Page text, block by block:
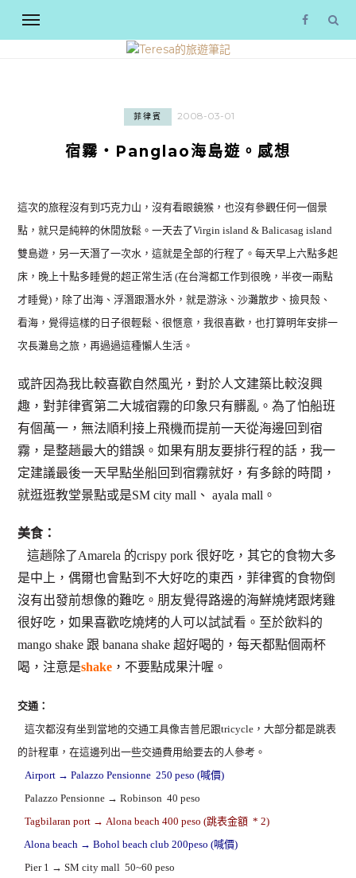
菲律賓 2008-03-01
宿霧‧Panglao海島遊。感想
這次的旅程沒有到巧克力山，沒有看眼鏡猴，也沒有參觀任何一個景
點，就只是純粹的休閒放鬆。一天去了Virgin island & Balicasag island
雙島遊，另一天潛了一次水，這就是全部的行程了。每天早上六點多起
床，晚上十點多睡覺的超正常生活 (在台灣都工作到很晚，半夜一兩點
才睡覺)，除了出海、浮潛跟潛水外，就是游泳、沙灘散步、撿貝殼、
看海，覺得這樣的日子很輕鬆、很愜意，我很喜歡，也打算明年安排一
次長灘島之旅，再過過這種懶人生活。
或許因為我比較喜歡自然風光，對於人文建築比較沒興
趣，對菲律賓第二大城宿霧的印象只有髒亂。為了怕船班
有個萬一，無法順利接上飛機而提前一天從海邊回到宿
霧，是整趟最大的錯誤。如果有朋友要排行程的話，我一
定建議最後一天早點坐船回到宿霧就好，有多餘的時間，
就逛逛教堂景點或是SM city mall、 ayala mall。
美食：
這趟除了Amarela 的crispy pork 很好吃，其它的食物大多
是中上，偶爾也會點到不大好吃的東西，菲律賓的食物倒
沒有出發前想像的難吃。朋友覺得路邊的海鮮燒烤跟烤雞
很好吃，如果喜歡吃燒烤的人可以試試看。至於飲料的
mango shake 跟 banana shake 超好喝的，每天都點個兩杯
喝，注意是shake ，不要點成果汁喔。
交通：
這次都沒有坐到當地的交通工具像吉普尼跟tricycle，大部分都是跳表
的計程車，在這邊列出一些交通費用給要去的人參考。
Airport → Palazzo Pensionne 250 peso (喊價)
Palazzo Pensionne → Robinson 40 peso
Tagbilaran port → Alona beach 400 peso (跳表金額 * 2)
Alona beach → Bohol beach club 200peso (喊價)
Pier 1 → SM city mall 50~60 peso